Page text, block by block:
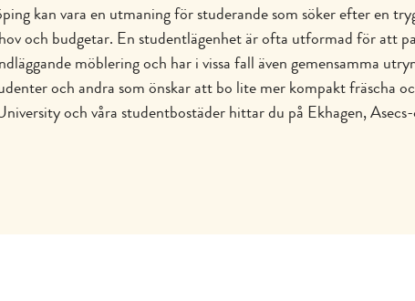
kan vara en utmaning för studerande som söker efter en
och budgetar. En studentlägenhet är ofta utformad för att
möblering och har i vissa fall även gemensamma
och andra som önskar att bo lite mer kompakt fräscha
och våra studentbostäder hittar du på Ekhagen,